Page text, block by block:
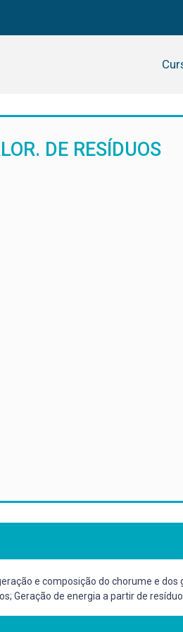
DE RESÍDUOS
e composição do chorume e
Geração de energia a partir de